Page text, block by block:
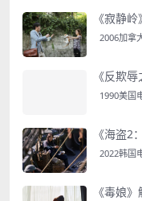
《寂静
2006加拿
《反欺
1990美国
《海盗2
2022韩国
《毒娘